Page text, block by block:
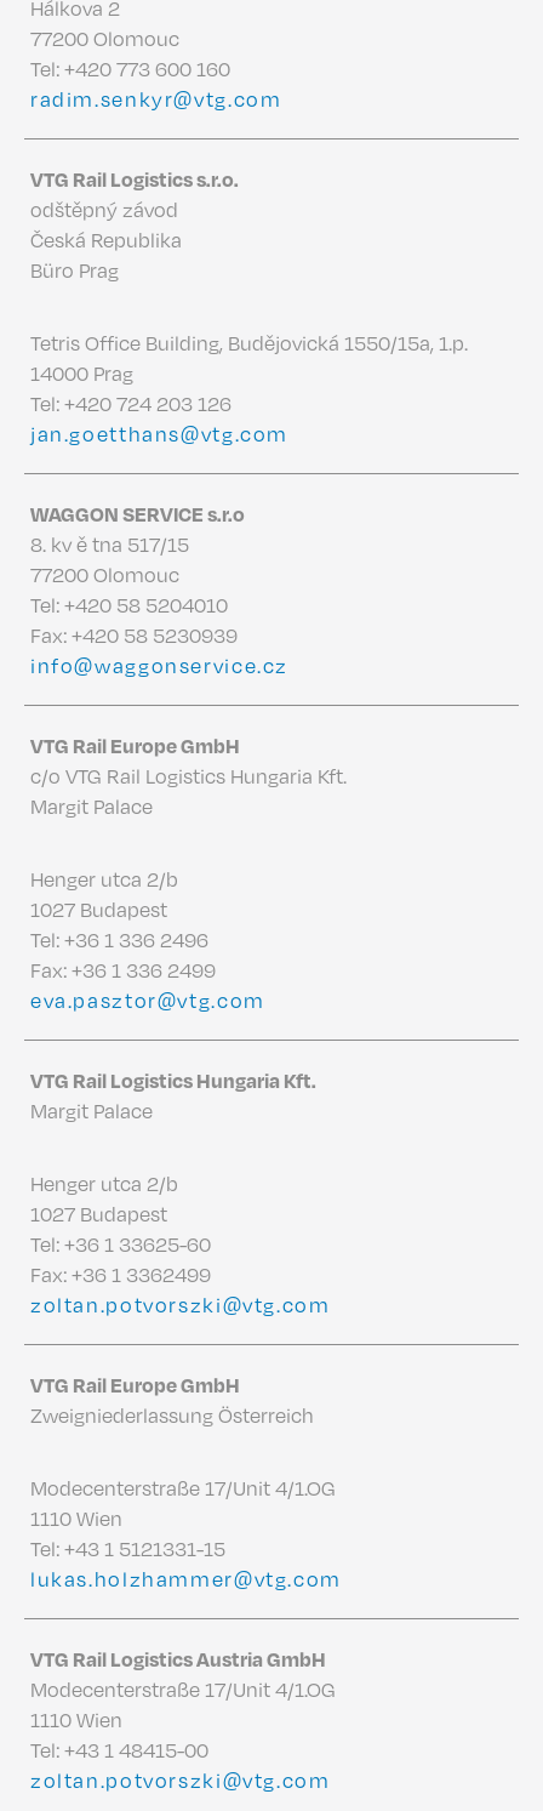
Hálkova 2
77200 Olomouc
Tel:+420 773 600 160
radim.senkyr@vtg.com
VTG Rail Logistics s.r.o.
odštěpný závod
Česká Republika
Büro Prag
Tetris Office Building, Budějovická 1550/15a, 1.p.
14000 Prag
Tel:+420 724 203 126
jan.goetthans@vtg.com
WAGGON SERVICE s.r.o
8. kv ě tna 517/15
77200 Olomouc
Tel:+420 58 5204010
Fax: +420 58 5230939
info@waggonservice.cz
VTG Rail Europe GmbH
c/o VTG Rail Logistics Hungaria Kft.
Margit Palace
Henger utca 2/b
1027 Budapest
Tel:+36 1 336 2496
Fax: +36 1 336 2499
eva.pasztor@vtg.com
VTG Rail Logistics Hungaria Kft.
Margit Palace
Henger utca 2/b
1027 Budapest
Tel:+36 1 33625-60
Fax: +36 1 3362499
zoltan.potvorszki@vtg.com
VTG Rail Europe GmbH
Zweigniederlassung Österreich
Modecenterstraße 17/Unit 4/1.OG
1110 Wien
Tel:+43 1 5121331-15
lukas.holzhammer@vtg.com
VTG Rail Logistics Austria GmbH
Modecenterstraße 17/Unit 4/1.OG
1110 Wien
Tel:+43 1 48415-00
zoltan.potvorszki@vtg.com